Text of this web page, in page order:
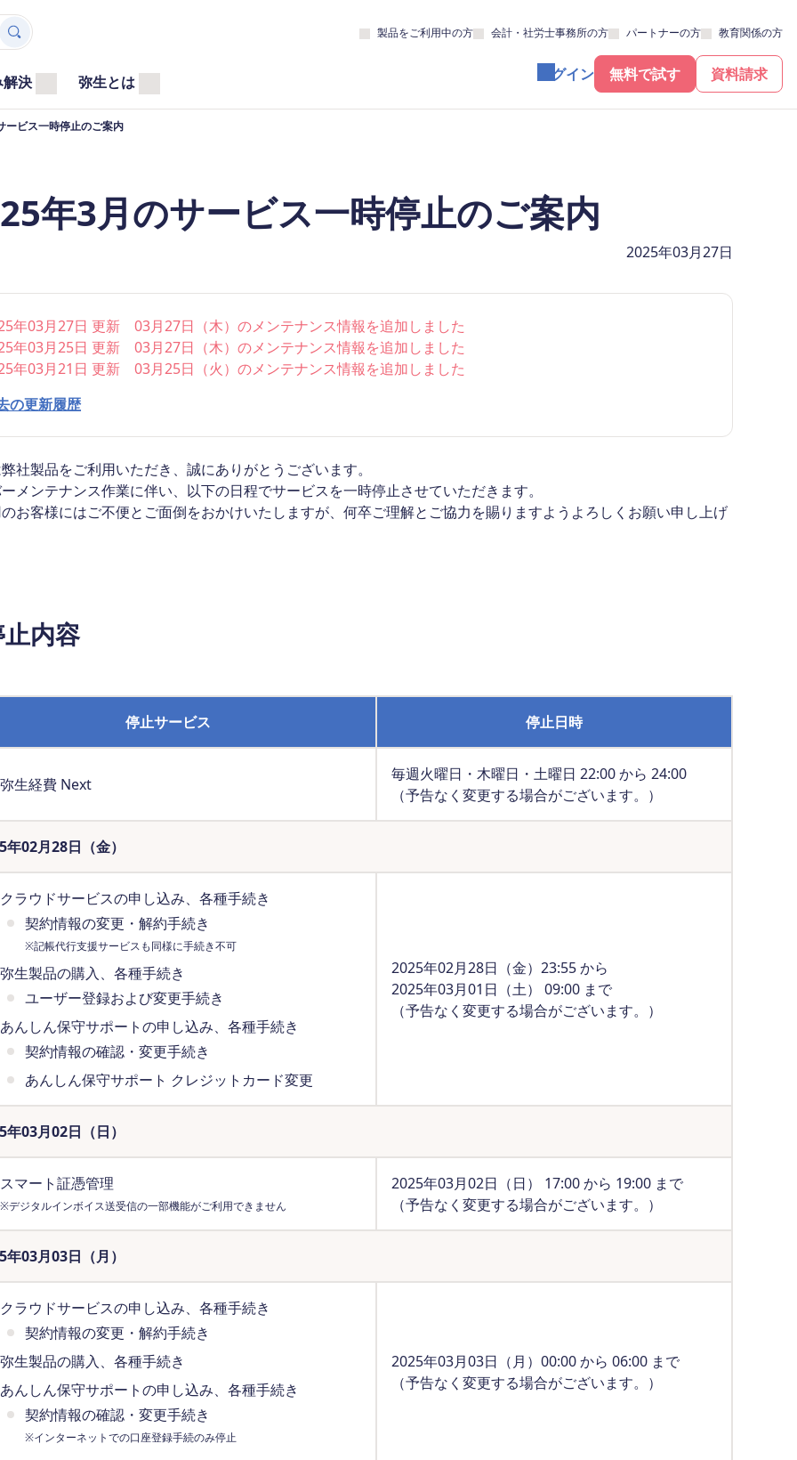
製品をご利用中の方 会計・社労士事務所の方 パートナーの方 教育関係の方
決 弥生とは 無料で試す 資料請求
ログイン
ービス一時停止のご案内
年3月のサービス一時停止のご案内
2025年03月27日
年03月27日 更新 03月27日（木）のメンテナンス情報を追加しました
年03月25日 更新 03月27日（木）のメンテナンス情報を追加しました
年03月21日 更新 03月25日（火）のメンテナンス情報を追加しました
の更新履歴
社製品をご利用いただき、誠にありがとうございます。
メンテナンス作業に伴い、以下の日程でサービスを一時停止させていただきます。
お客様にはご不便とご面倒をおかけいたしますが、何卒ご理解とご協力を賜りますようよろしくお願い申し上げ
内容
停止サービス 停止日時
弥生経費 Next
毎週火曜日・木曜日・土曜日 22:00 から 24:00
（予告なく変更する場合がございます。）
年02月28日（金）
クラウドサービスの申し込み、各種手続き
契約情報の変更・解約手続き
※記帳代行支援サービスも同様に手続き不可
弥生製品の購入、各種手続き
ユーザー登録および変更手続き
あんしん保守サポートの申し込み、各種手続き
契約情報の確認・変更手続き
あんしん保守サポート クレジットカード変更
2025年02月28日（金）23:55 から
2025年03月01日（土） 09:00 まで
（予告なく変更する場合がございます。）
年03月02日（日）
スマート証憑管理
※デジタルインボイス送受信の一部機能がご利用できません
2025年03月02日（日） 17:00 から 19:00 まで
（予告なく変更する場合がございます。）
年03月03日（月）
クラウドサービスの申し込み、各種手続き
契約情報の変更・解約手続き
弥生製品の購入、各種手続き
あんしん保守サポートの申し込み、各種手続き
契約情報の確認・変更手続き
※インターネットでの口座登録手続のみ停止
2025年03月03日（月）00:00 から 06:00 まで
（予告なく変更する場合がございます。）